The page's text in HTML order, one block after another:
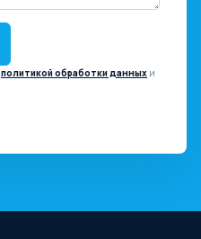
политикой обработки данных и